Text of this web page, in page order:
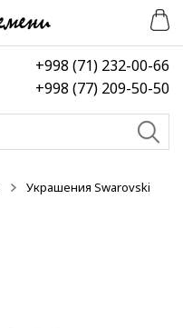
+998 (71) 232-00-66
+998 (77) 209-50-50
Украшения Swarovski